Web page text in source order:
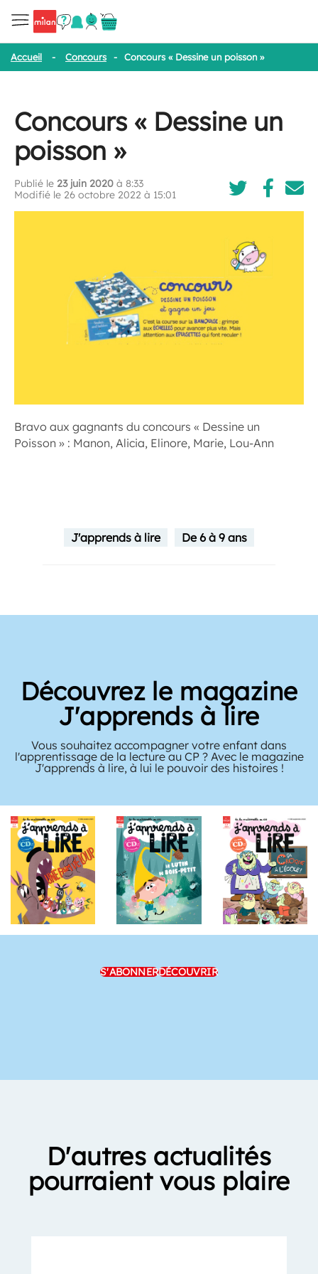
Accueil - Concours - Concours « Dessine un poisson »
Concours « Dessine un
poisson »
Publié le 23 juin 2020 à 8:33
Modifié le 26 octobre 2022 à 15:01
Bravo aux gagnants du concours « Dessine un
Poisson » : Manon, Alicia, Elinore, Marie, Lou-Ann
J'apprends à lire De 6 à 9 ans
Découvrez le magazine
J'apprends à lire
Vous souhaitez accompagner votre enfant dans
l'apprentissage de la lecture au CP ? Avec le magazine
J'apprends à lire, à lui le pouvoir des histoires !
S'ABONNERDÉCOUVRIR
D'autres actualités
pourraient vous plaire